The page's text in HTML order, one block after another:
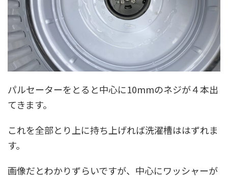
パルセーターをとると中心に10mmのネジが４本出
てきます。
これを全部とり上に持ち上げれば洗濯槽ははずれま
す。
画像だとわかりずらいですが、中心にワッシャーが